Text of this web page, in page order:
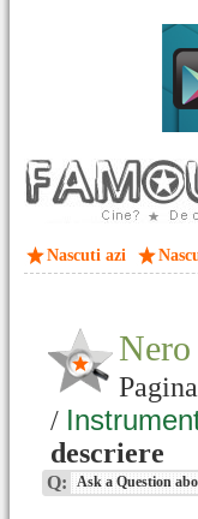
Nascuti azi
/
descriere
Q: Ask a Question